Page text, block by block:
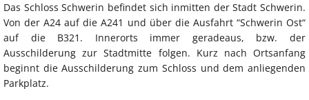
Das Schloss Schwerin befindet sich inmitten der Stadt Schwerin.
Von der A24 auf die A241 und über die Ausfahrt “Schwerin Ost“
auf die B321. Innerorts immer geradeaus, bzw. der
Ausschilderung zur Stadtmitte folgen. Kurz nach Ortsanfang
beginnt die Ausschilderung zum Schloss und dem anliegenden
Parkplatz.